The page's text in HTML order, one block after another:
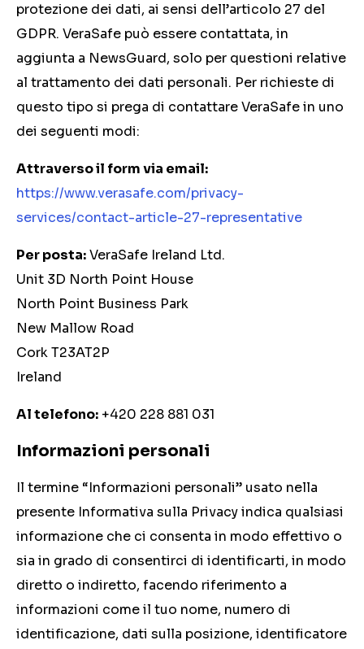
protezione dei dati, ai sensi dell’articolo 27 del
GDPR. VeraSafe può essere contattata, in
aggiunta a NewsGuard, solo per questioni relative
al trattamento dei dati personali. Per richieste di
questo tipo si prega di contattare VeraSafe in uno
dei seguenti modi:
Attraverso il form via email:
https://www.verasafe.com/privacy-
services/contact-article-27-representative
Per posta:VeraSafe Ireland Ltd.
Unit 3D North Point House
North Point Business Park
New Mallow Road
Cork T23AT2P
Ireland
Al telefono: +420 228 881 031
Informazioni personali
Il termine “Informazioni personali” usato nella
presente Informativa sulla Privacy indica qualsiasi
informazione che ci consenta in modo effettivo o
sia in grado di consentirci di identificarti, in modo
diretto o indiretto, facendo riferimento a
informazioni come il tuo nome, numero di
identificazione, dati sulla posizione, identificatore